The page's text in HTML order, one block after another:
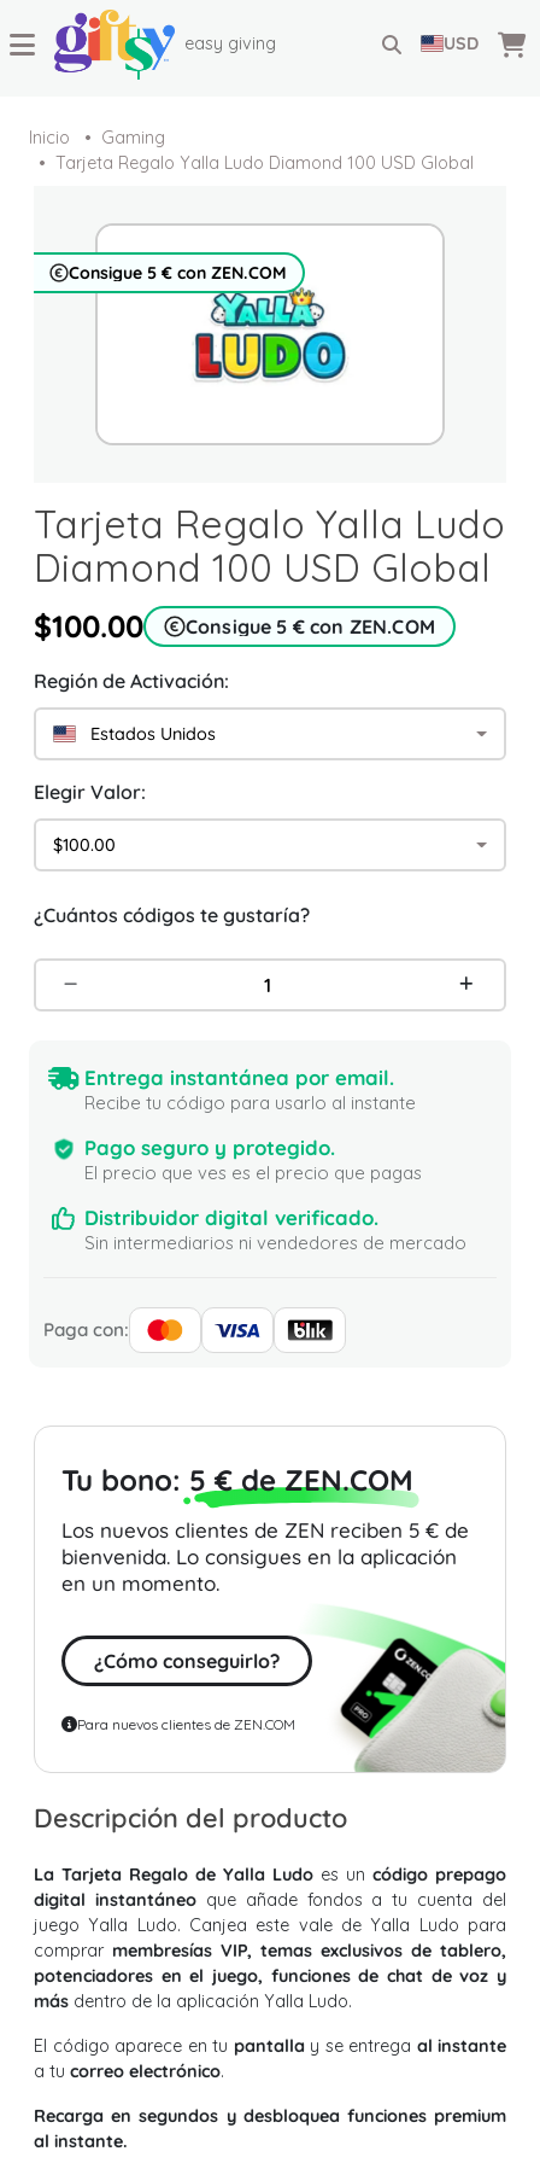
easy giving USD
Inicio
Gaming
Tarjeta Regalo Yalla Ludo Diamond 100 USD Global
Consigue 5 € con ZEN.COM
Tarjeta Regalo Yalla Ludo
Diamond 100 USD Global
$100.00 Consigue 5 € con ZEN.COM
Región de Activación:
Estados Unidos
Elegir Valor:
$100.00
¿Cuántos códigos te gustaría?
Entrega instantánea por email.
Recibe tu código para usarlo al instante
Pago seguro y protegido.
El precio que ves es el precio que pagas
Distribuidor digital verificado.
Sin intermediarios ni vendedores de mercado
Paga con:
Tu bono: 5 € de ZEN.COM
Los nuevos clientes de ZEN reciben 5 € de
bienvenida. Lo consigues en la aplicación
en un momento.
¿Cómo conseguirlo?
Para nuevos clientes de ZEN.COM
Descripción del producto
La Tarjeta Regalo de Yalla Ludo es un código prepago
digital instantáneoque añade fondos a tu cuenta del
juego Yalla Ludo. Canjea este vale de Yalla Ludo para
comprar membresías VIP, temas exclusivos de tablero,
potenciadores en el juego, funciones de chat de voz y
más dentro de la aplicación Yalla Ludo.
El código aparece en tu pantallay se entrega al instante
a tu correo electrónico.
Recarga en segundos y desbloquea funciones premium
al instante.